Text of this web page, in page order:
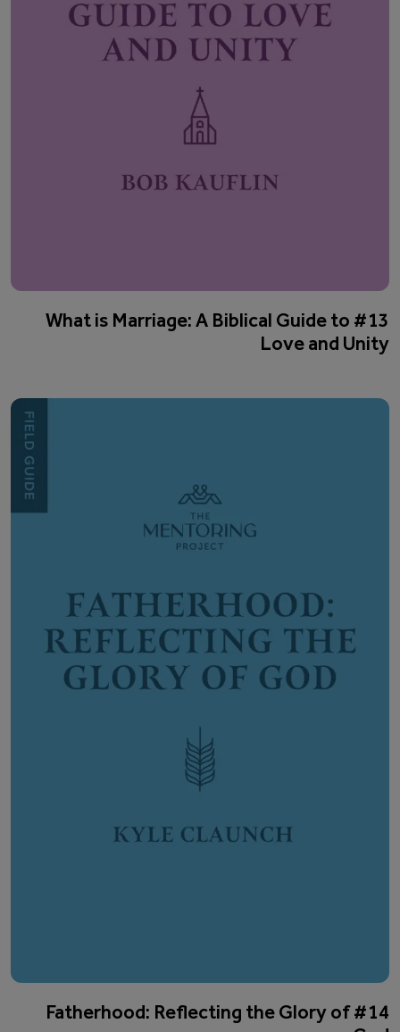
#13 What is Marriage: A Biblical Guide to
Love and Unity
#14 Fatherhood: Reflecting the Glory of